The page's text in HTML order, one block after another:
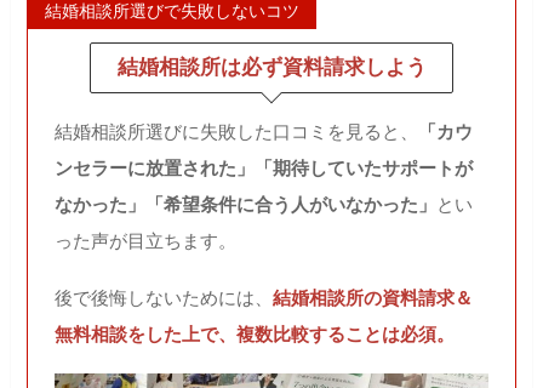
結婚相談所選びで失敗しないコツ
結婚相談所は必ず資料請求しよう
結婚相談所選びに失敗した口コミを見ると、
「カウ
ンセラーに放置された」「期待していたサポートが
なかった」「希望条件に合う人がいなかった」 とい
った声が目立ちます。
後で後悔しないためには、 結婚相談所の資料請求＆
無料相談をした上で、複数比較することは必須。